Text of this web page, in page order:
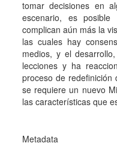
tomar decisiones en
escenario, es posible
complican aún más la
las cuales hay
medios, y el
lecciones y ha
proceso de redefinición
se requiere un nuevo
las características que
Metadata